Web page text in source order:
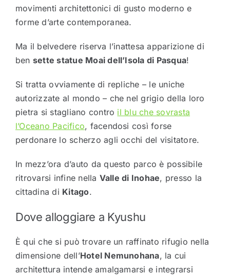
movimenti architettonici di gusto moderno e
forme d’arte contemporanea.
Ma il belvedere riserva l’inattesa apparizione di
ben sette statue Moai dell’Isola di Pasqua!
Si tratta ovviamente di repliche – le uniche
autorizzate al mondo – che nel grigio della loro
pietra si stagliano contro il blu che sovrasta
l’Oceano Pacifico, facendosi così forse
perdonare lo scherzo agli occhi del visitatore.
In mezz’ora d’auto da questo parco è possibile
ritrovarsi infine nella Valle di Inohae, presso la
cittadina di Kitago.
Dove alloggiare a Kyushu
È qui che si può trovare un raffinato rifugio nella
dimensione dell’Hotel Nemunohana, la cui
architettura intende amalgamarsi e integrarsi